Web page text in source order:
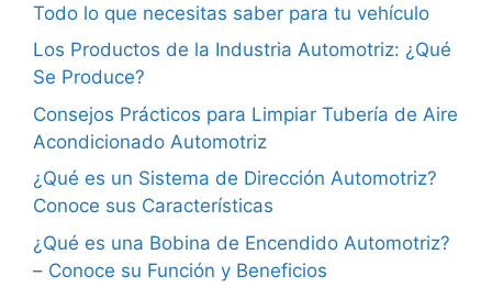
Todo lo que necesitas saber para tu vehículo
Los Productos de la Industria Automotriz: ¿Qué
Se Produce?
Consejos Prácticos para Limpiar Tubería de Aire
Acondicionado Automotriz
¿Qué es un Sistema de Dirección Automotriz?
Conoce sus Características
¿Qué es una Bobina de Encendido Automotriz?
– Conoce su Función y Beneficios